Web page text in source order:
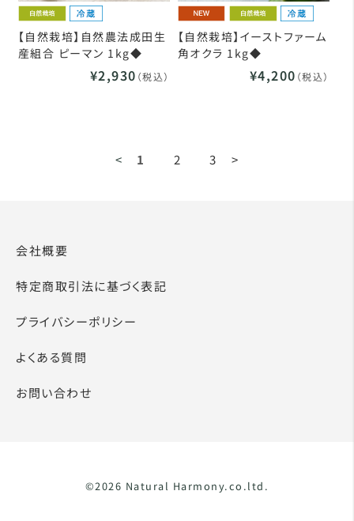
【自然栽培】自然農法成田生
産組合 ピーマン 1kg◆
¥2,930 （税込）
【自然栽培】イーストファーム
角オクラ 1kg◆
¥4,200 （税込）
< 1 2 3 >
会社概要
特定商取引法に基づく表記
プライバシーポリシー
よくある質問
お問い合わせ
©2026 Natural Harmony.co.ltd.